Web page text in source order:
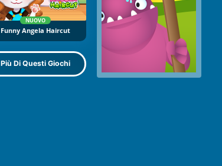
NUOVO
Funny Angela Haircut
Più Di Questi Giochi